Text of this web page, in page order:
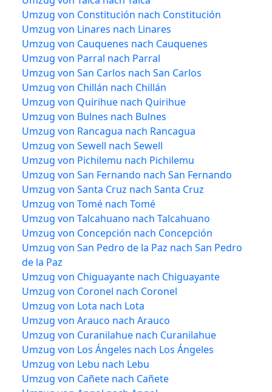
Umzug von Constitución nach Constitución
Umzug von Linares nach Linares
Umzug von Cauquenes nach Cauquenes
Umzug von Parral nach Parral
Umzug von San Carlos nach San Carlos
Umzug von Chillán nach Chillán
Umzug von Quirihue nach Quirihue
Umzug von Bulnes nach Bulnes
Umzug von Rancagua nach Rancagua
Umzug von Sewell nach Sewell
Umzug von Pichilemu nach Pichilemu
Umzug von San Fernando nach San Fernando
Umzug von Santa Cruz nach Santa Cruz
Umzug von Tomé nach Tomé
Umzug von Talcahuano nach Talcahuano
Umzug von Concepción nach Concepción
Umzug von San Pedro de la Paz nach San Pedro
de la Paz
Umzug von Chiguayante nach Chiguayante
Umzug von Coronel nach Coronel
Umzug von Lota nach Lota
Umzug von Arauco nach Arauco
Umzug von Curanilahue nach Curanilahue
Umzug von Los Ángeles nach Los Ángeles
Umzug von Lebu nach Lebu
Umzug von Cañete nach Cañete